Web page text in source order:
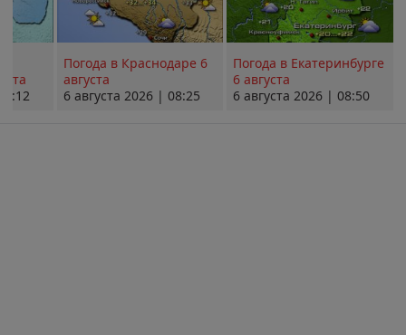
Погода в Краснодаре 6
августа
6 августа 2026 | 08:25
Погода в Екатеринбурге
6 августа
6 августа 2026 | 08:50